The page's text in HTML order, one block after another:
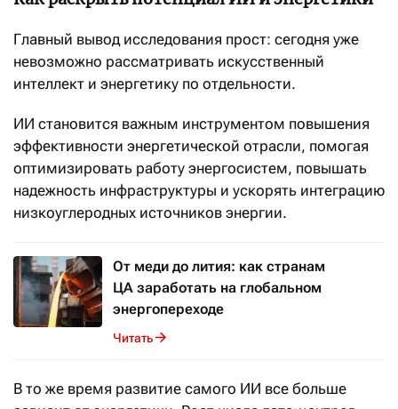
Главный вывод исследования прост: сегодня уже
невозможно рассматривать искусственный
интеллект и энергетику по отдельности.
ИИ становится важным инструментом повышения
эффективности энергетической отрасли, помогая
оптимизировать работу энергосистем, повышать
надежность инфраструктуры и ускорять интеграцию
низкоуглеродных источников энергии.
От меди до лития: как странам
ЦА заработать на глобальном
энергопереходе
Читать
В то же время развитие самого ИИ все больше